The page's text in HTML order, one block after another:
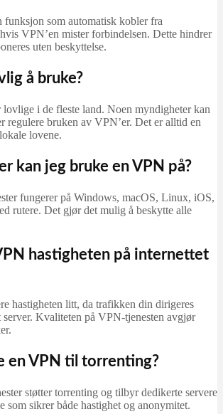
som automatisk kobler fra
VPN’en mister forbindelsen. Dette hindrer
uten beskyttelse.
å bruke?
lovlige i de fleste land. Noen myndigheter kan
regulere bruken av VPN’er. Det er alltid en
lovene.
kan jeg bruke en VPN på?
fungerer på Windows, macOS, Linux, iOS,
rutere. Det gjør det mulig å beskytte alle
hastigheten på internettet
hastigheten litt, da trafikken din dirigeres
Kvaliteten på VPN-tjenesten avgjør
en VPN til torrenting?
støtter torrenting og tilbyr dedikerte servere
som sikrer både hastighet og anonymitet.